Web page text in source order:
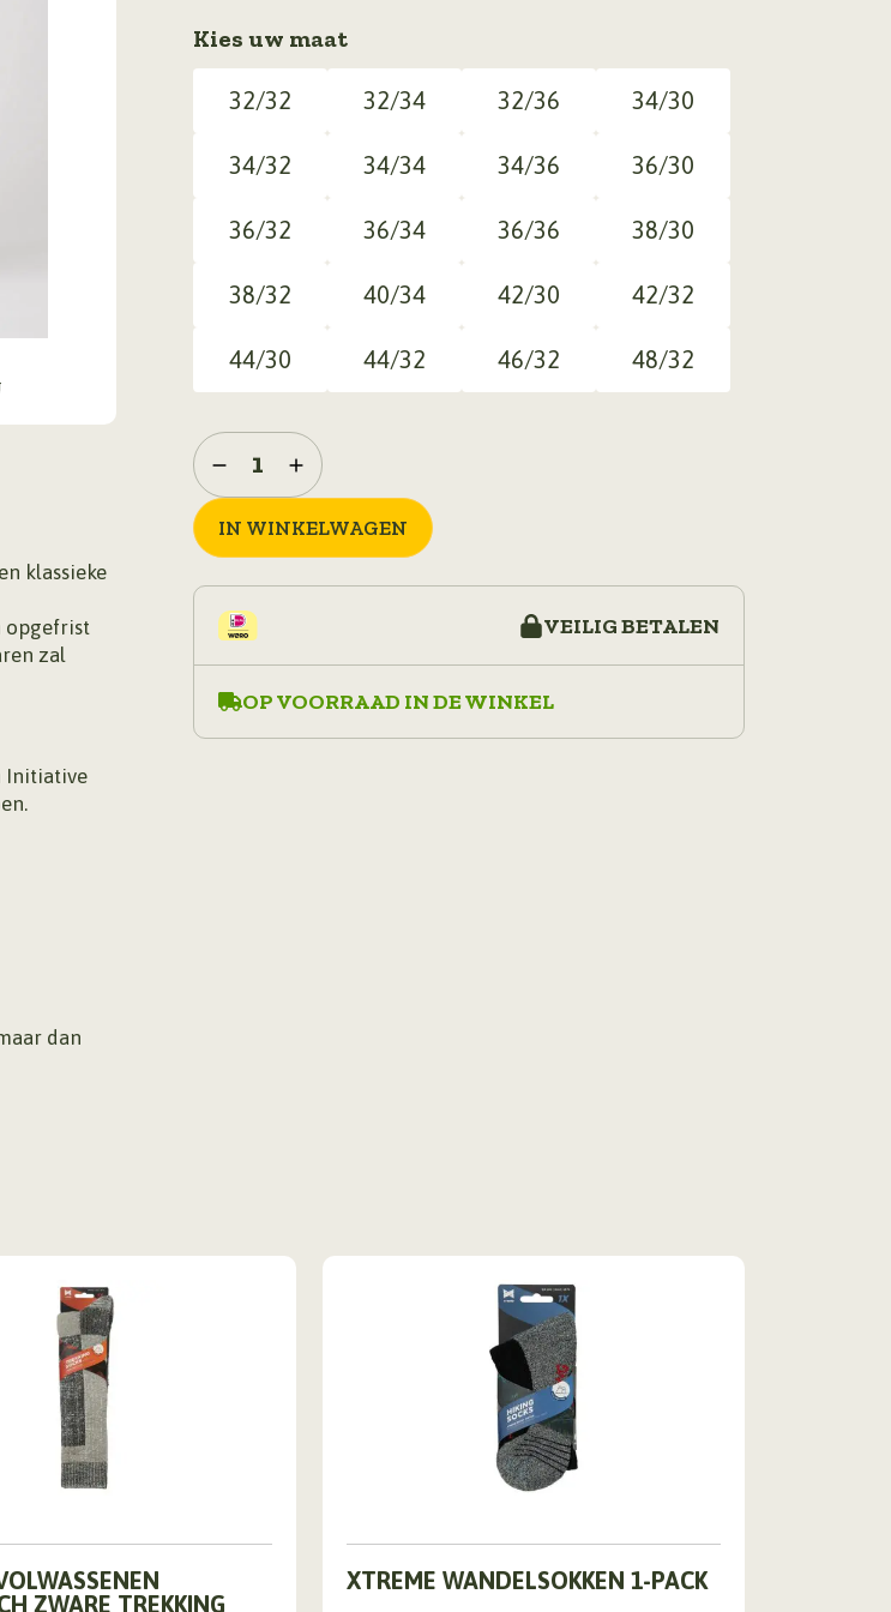
Kies uw maat
32/32 32/34 32/36 34/30
34/32 34/34 34/36 36/30
36/32 36/34 36/36 38/30
38/32 40/34 42/30 42/32
44/30 44/32 46/32 48/32
wrangler
spijkerbroek
texas
met
stretch
aantal
IN WINKELWAGEN
VEILIG BETALEN
OP VOORRAAD IN DE WINKEL
klassieke
opgefrist
zal
Initiative
dan
ZWARE TREKKING
XTREME WANDELSOKKEN 1-PACK
product